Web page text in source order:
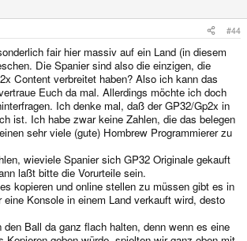
#44
fair hier massiv auf ein Land (in diesem
Die Spanier sind also die einzigen, die
Content verbreitet haben? Also ich kann das
Euch da mal. Allerdings möchte ich doch
Ich denke mal, daß der GP32/Gp2x in
ist. Ich habe zwar keine Zahlen, die das belegen
sehr viele (gute) Hombrew Programmierer zu
wieviele Spanier sich GP32 Originale gekauft
laßt bitte die Vorurteile sein.
kopieren und online stellen zu müssen gibt es in
eine Konsole in einem Land verkauft wird, desto
Ball da ganz flach halten, denn wenn es eine